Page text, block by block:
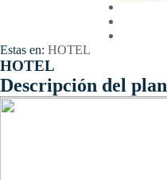
Estas en: HOTEL
HOTEL
Descripción del plan